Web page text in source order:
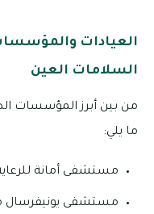
العيادات
السلامات العين
من بين أبرز المؤسسات
ما يلي:
مستشفى أمانة
مستشفى يونيفرسال